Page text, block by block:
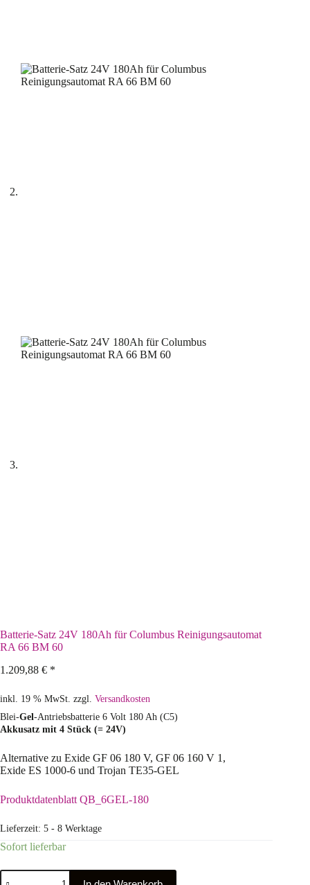
Batterie-Satz 24V 180Ah für Columbus Reinigungsautomat
RA 66 BM 60
1.209,88 € *
inkl. 19 % MwSt. zzgl. Versandkosten
Blei-Gel-Antriebsbatterie 6 Volt 180 Ah (C5)
Akkusatz mit 4 Stück (= 24V)
Alternative zu Exide GF 06 180 V, GF 06 160 V 1,
Exide ES 1000-6 und Trojan TE35-GEL
Produktdatenblatt QB_6GEL-180
Lieferzeit: 5 - 8 Werktage
Sofort lieferbar